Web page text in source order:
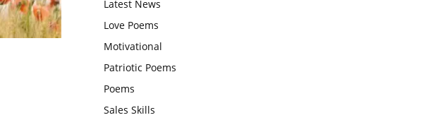
आज का जीवन मंत्र:महिलाएं पुरुषों से
चाहिए और उन्हें पूजनीय दृष्टि से देखना
चाहिए
Latest News
Love Poems
Motivational
Patriotic Poems
Poems
Sales Skills